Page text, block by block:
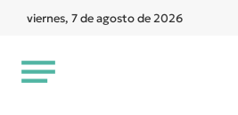
viernes, 7 de agosto de 2026